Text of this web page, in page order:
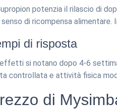
potenzia il rilascio di
di ricompensa
di risposta
si notano dopo 4-6
controllata e attività fisica
di